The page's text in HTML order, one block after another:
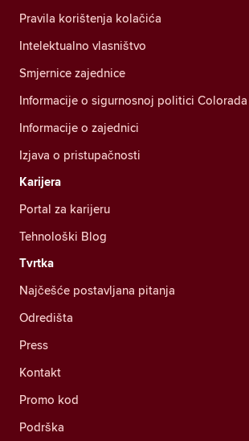
Pravila korištenja kolačića
Intelektualno vlasništvo
Smjernice zajednice
Informacije o sigurnosnoj politici Colorada
Informacije o zajednici
Izjava o pristupačnosti
Karijera
Portal za karijeru
Tehnološki Blog
Tvrtka
Najčešće postavljana pitanja
Odredišta
Press
Kontakt
Promo kod
Podrška